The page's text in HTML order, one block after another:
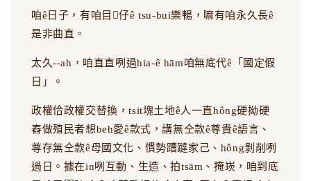
咱ê日子，有咱目𥍉仔ê tsu-bui樂暢，嘛有咱永久長ê
是非曲直。
太久--ah，咱直直咧過hia-ê hām咱無底代ê「國定假
日」。
政權佮政權交替換，tsit塊土地ê人一直hông硬拗硬
舂做殖民者想beh愛ê款式，講無仝款ê尊貴ê語言、
尊存無仝款ê母國文化、慣勢蹧躂家己、hông剝削咧
過日。據在in咧互動、生造、拍tsām、掩崁，咱到底